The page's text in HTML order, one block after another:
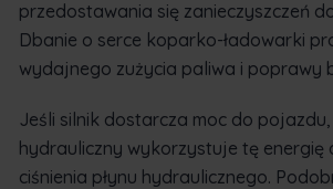
przedostawania się zanieczyszczeń
Dbanie o serce koparko-ładowarki
wydajnego zużycia paliwa i poprawy
Jeśli silnik dostarcza moc do pojazdu,
hydrauliczny wykorzystuje tę energię
ciśnienia płynu hydraulicznego.